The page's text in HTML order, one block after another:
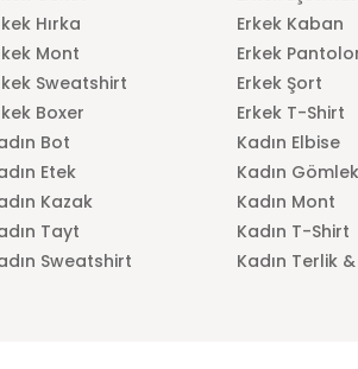
Hırka
Erkek Kaban
Mont
Erkek
Sweatshirt
Erkek Şort
Boxer
Erkek T-Shirt
Bot
Kadın Elbise
Etek
Kadın Gömlek
Kazak
Kadın Mont
Tayt
Kadın T-Shirt
Sweatshirt
Kadın Terlik